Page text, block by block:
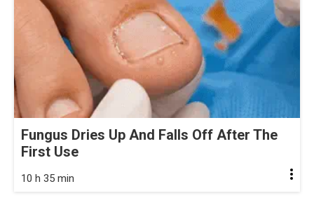
Fungus Dries Up And Falls Off After The
First Use
10 h 35 min